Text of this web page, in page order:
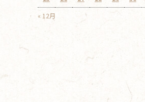
« 12月